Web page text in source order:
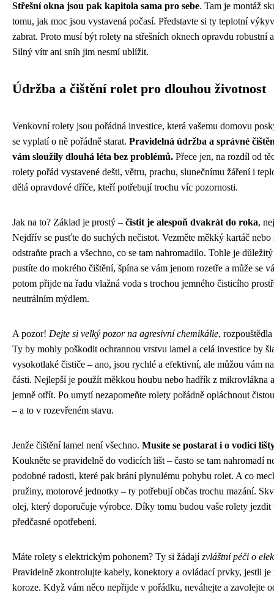
Střešní okna jsou pak kapitola sama pro sebe. Tam je montáž
tomu, jak moc jsou vystavená počasí. Představte si ty teplotní
zabrat. Proto musí být rolety na střešních oknech opravdu robustní
Silný vítr ani sníh jim nesmí ublížit.
Údržba a čištění rolet pro dlouhou životnost
Venkovní rolety jsou pořádná investice, která vašemu domovu
se vyplatí o ně pořádně starat. Pravidelná údržba a správné
vám sloužily dlouhá léta bez problémů. Přece jen, na rozdíl od
rolety pořád vystavené dešti, větru, prachu, slunečnímu žáření i
dělá opravdové dříče, kteří potřebují trochu víc pozornosti.
Jak na to? Základ je prostý – čistit je alespoň dvakrát do roka,
Nejdřív se pusťte do suchých nečistot. Vezměte měkký kartáč
odstraňte prach a všechno, co se tam nahromadilo. Tohle je
pustíte do mokrého čištění, špína se vám jenom rozetře a může se
potom přijde na řadu vlažná voda s trochou jemného čisticího
neutrálním mýdlem.
A pozor! Dejte si velký pozor na agresivní chemikálie,
Ty by mohly poškodit ochrannou vrstvu lamel a celá investice by
vysokotlaké čističe – ano, jsou rychlé a efektivní, ale můžou vám
části. Nejlepší je použít měkkou houbu nebo hadřík z mikrovlákna
jemně otřít. Po umytí nezapomeňte rolety pořádně opláchnout
– a to v rozevřeném stavu.
Jenže čištění lamel není všechno. Musíte se postarat i o vodicí
Koukněte se pravidelně do vodicích lišt – často se tam nahromadí
podobné radosti, které pak brání plynulému pohybu rolet. A co
pružiny, motorové jednotky – ty potřebují občas trochu mazání.
olej, který doporučuje výrobce. Díky tomu budou vaše rolety jezdit
předčasné opotřebení.
Máte rolety s elektrickým pohonem? Ty si žádajízvláštní péči o
Pravidelně zkontrolujte kabely, konektory a ovládací prvky, jestli
koroze. Když vám něco nepřijde v pořádku, neváhejte a zavolejte